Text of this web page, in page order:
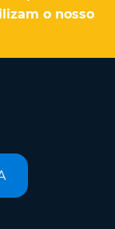
o nosso